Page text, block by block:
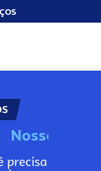
No
precisa